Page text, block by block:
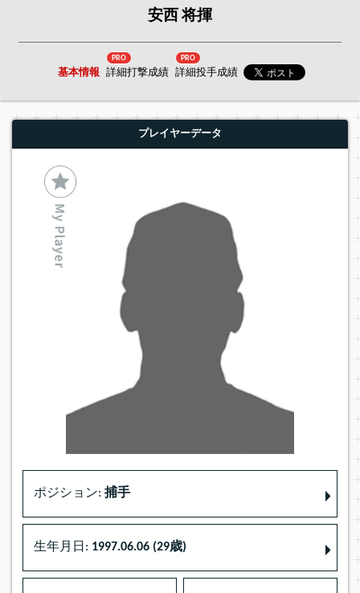
安西 将揮
基本情報
PRO
詳細打撃成績
PRO
詳細投手成績
プレイヤーデータ
ポジション: 捕手
生年月日: 1997.06.06 (29歳)